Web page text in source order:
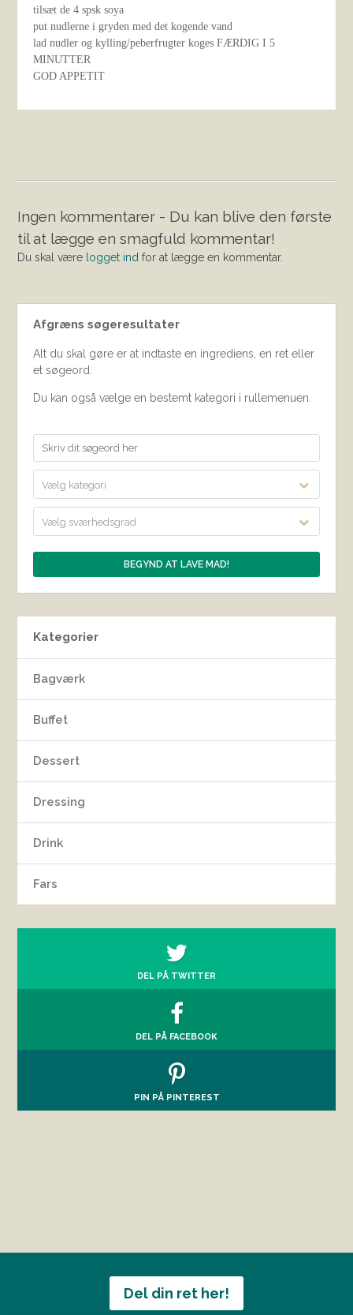
tilsæt de 4 spsk soya
put nudlerne i gryden med det kogende vand
lad nudler og kylling/peberfrugter koges FÆRDIG I 5
MINUTTER
GOD APPETIT
Ingen kommentarer - Du kan blive den første
til at lægge en smagfuld kommentar!
Du skal være logget ind for at lægge en kommentar.
Afgræns søgeresultater
Alt du skal gøre er at indtaste en ingrediens, en ret eller
et søgeord.
Du kan også vælge en bestemt kategori i rullemenuen.
Vælg kategori
Vælg sværhedsgrad
Kategorier
Bagværk
Buffet
Dessert
Dressing
Drink
Fars
DEL PÅ TWITTER
DEL PÅ FACEBOOK
PIN PÅ PINTEREST
Del din ret her!